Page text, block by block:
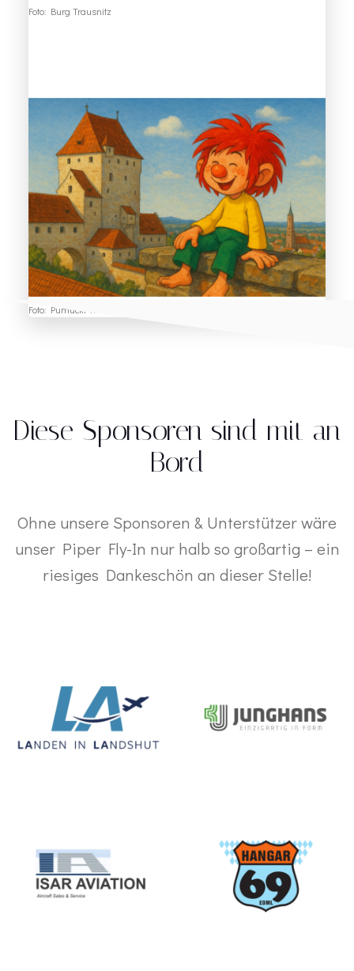
Foto: Burg Trausnitz
Foto: Pumuckl KI
Diese Sponsoren sind mit an
Bord
Ohne unsere Sponsoren & Unterstützer wäre
unser Piper Fly-In nur halb so großartig – ein
riesiges Dankeschön an dieser Stelle!